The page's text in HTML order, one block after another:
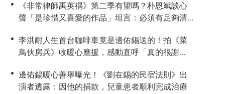
《非常律師禹英禑》第二季有望嗎？朴恩斌談心
聲「是珍惜又喜愛的作品」坦言：必須有足夠清
李洪耐人生首台咖啡車竟是邊佑錫送的！拍《菜
鳥伙房兵》收暖心應援，感動直呼「真的很謝
邊佑錫暖心善舉曝光！《劉在錫的民宿法則》出
演者透露：因他的捐款，兒童患者順利完成治療